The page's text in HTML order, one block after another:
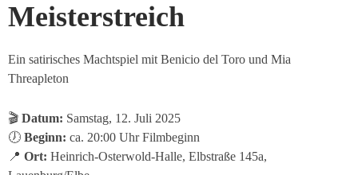
Meisterstreich
Ein satirisches Machtspiel mit Benicio del Toro und Mia
Threapleton
🎬 Datum: Samstag, 12. Juli 2025
🕖 Beginn: ca. 20:00 Uhr Filmbeginn
📍 Ort: Heinrich-Osterwold-Halle, Elbstraße 145a,